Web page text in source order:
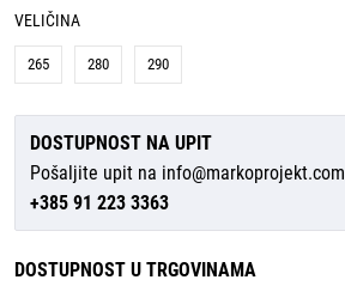
VELIČINA
265 280 290
DOSTUPNOST NA UPIT
Pošaljite upit na info@markoprojekt.com
+385 91 223 3363
DOSTUPNOST U TRGOVINAMA